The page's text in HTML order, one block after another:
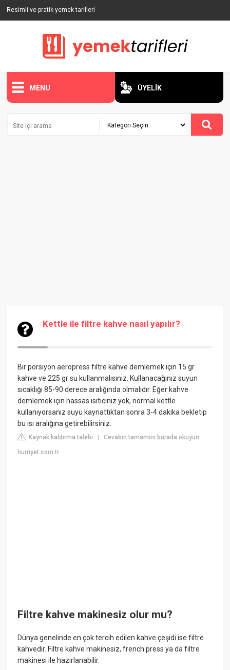
Resimli ve pratik yemek tarifleri
MENU ÜYELİK
Kettle ile filtre kahve nasıl yapılır?
Bir porsiyon aeropress filtre kahve demlemek için 15 gr
kahve ve 225 gr su kullanmalısınız. Kullanacağınız suyun
sıcaklığı 85-90 derece aralığında olmalıdır. Eğer kahve
demlemek için hassas ısıtıcınız yok, normal kettle
kullanıyorsanız suyu kaynattıktan sonra 3-4 dakika bekletip
bu ısı aralığına getirebilirsiniz.
Kaynak kaldırma talebi |Cevabın tamamını burada okuyun:
hurriyet.com.tr
Filtre kahve makinesiz olur mu?
Dünya genelinde en çok tercih edilen kahve çeşidi ise filtre
kahvedir. Filtre kahve makinesiz, french press ya da filtre
makinesi ile hazırlanabilir.